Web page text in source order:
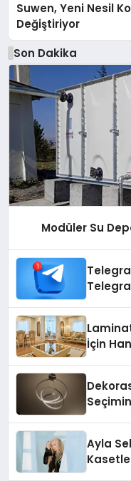
Suwen, Yeni Nesil
Değiştiriyor
Son Dakika
Modüler Su
İçin
Ayla